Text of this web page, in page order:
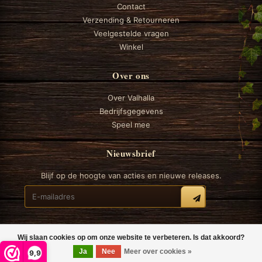
9,9
Wij slaan cookies op om onze website te verbeteren. Is dat akkoord?
Ja
Nee Meer over cookies »
Contact
Verzending & Retourneren
Veelgestelde vragen
Winkel
Over ons
Over Valhalla
Bedrijfsgegevens
Speel mee
Nieuwsbrief
Blijf op de hoogte van acties en nieuwe releases.
© 2026 Valhalla Boardgames
Algemene voorwaardenPrivacy Cookiebeleid